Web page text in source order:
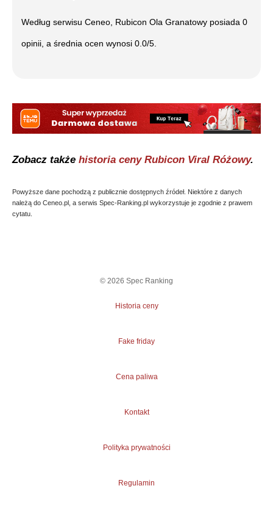
Według serwisu Ceneo, Rubicon Ola Granatowy posiada 0
opinii, a średnia ocen wynosi 0.0/5.
Zobacz także historia ceny Rubicon Viral Różowy.
Powyższe dane pochodzą z publicznie dostępnych źródeł. Niektóre z danych
należą do Ceneo.pl, a serwis Spec-Ranking.pl wykorzystuje je zgodnie z prawem
cytatu.
© 2026 Spec Ranking
Historia ceny
Fake friday
Cena paliwa
Kontakt
Polityka prywatności
Regulamin